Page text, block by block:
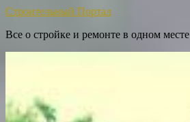
Строительный Портал
Все о стройке и ремонте в одном месте